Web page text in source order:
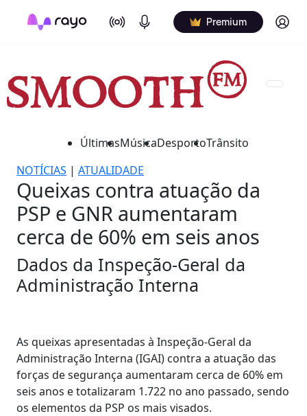
On Air Podcasts Premium Log in
ÚltimasMúsicaDesportoTrânsito
NOTÍCIAS | ATUALIDADE
Queixas contra atuação da
PSP e GNR aumentaram
cerca de 60% em seis anos
Dados da Inspeção-Geral da
Administração Interna
As queixas apresentadas à Inspeção-Geral da
Administração Interna (IGAI) contra a atuação das
forças de segurança aumentaram cerca de 60% em
seis anos e totalizaram 1.722 no ano passado, sendo
os elementos da PSP os mais visados.